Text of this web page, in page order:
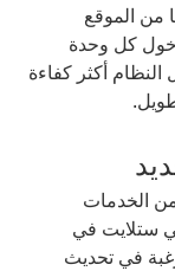
من الموقع
كل وحدة
أكثر كفاءة
الخدمات
ستلايت في
في تحديث